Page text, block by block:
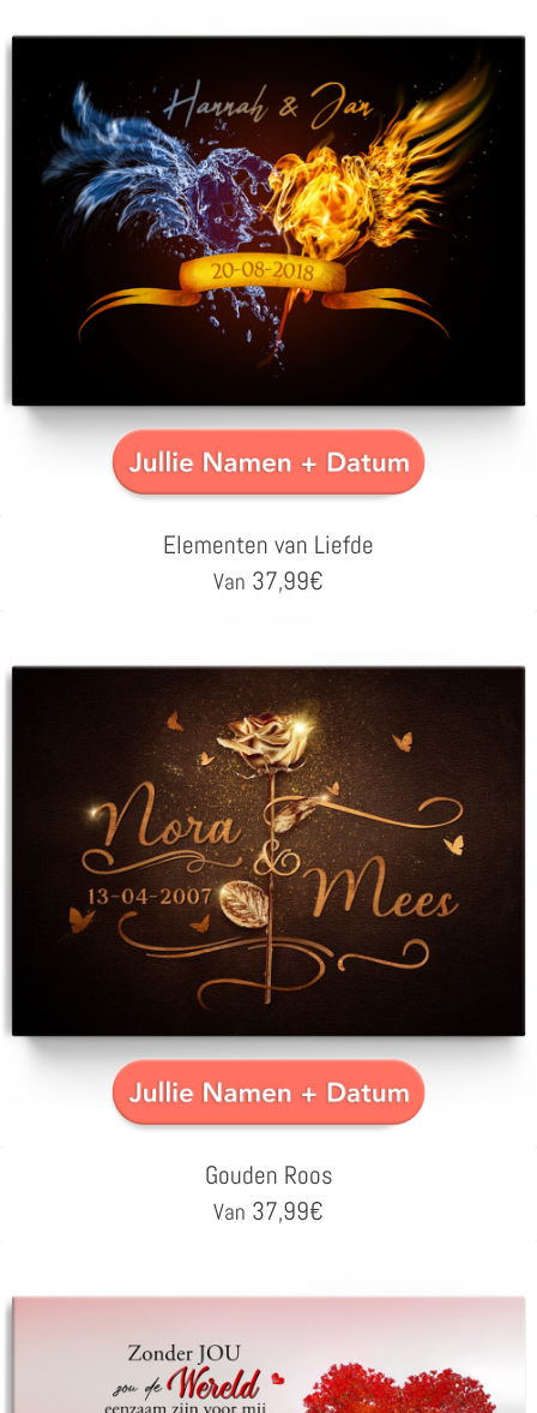
Elementen van Liefde
Van 37,99€
Gouden Roos
Van 37,99€